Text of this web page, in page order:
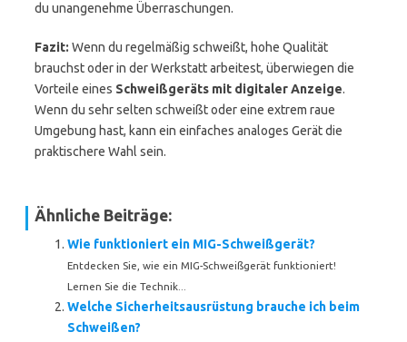
du unangenehme Überraschungen.
Fazit: Wenn du regelmäßig schweißt, hohe Qualität
brauchst oder in der Werkstatt arbeitest, überwiegen die
Vorteile eines Schweißgeräts mit digitaler Anzeige.
Wenn du sehr selten schweißt oder eine extrem raue
Umgebung hast, kann ein einfaches analoges Gerät die
praktischere Wahl sein.
Ähnliche Beiträge:
Wie funktioniert ein MIG-Schweißgerät?
Entdecken Sie, wie ein MIG-Schweißgerät funktioniert!
Lernen Sie die Technik...
Welche Sicherheitsausrüstung brauche ich beim
Schweißen?